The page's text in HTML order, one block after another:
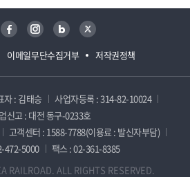
이메일무단수집거부 저작권정책
페이스북 인스타그램 블로그 트위터
자 : 김태승
사업자등록 : 314-82-10024
신고 : 대전 동구-0233호
고객센터 : 1588-7788(이용료 : 발신자부담)
472-5000
팩스 : 02-361-8385
RAILROAD. ALL RIGHTS RESERVED.